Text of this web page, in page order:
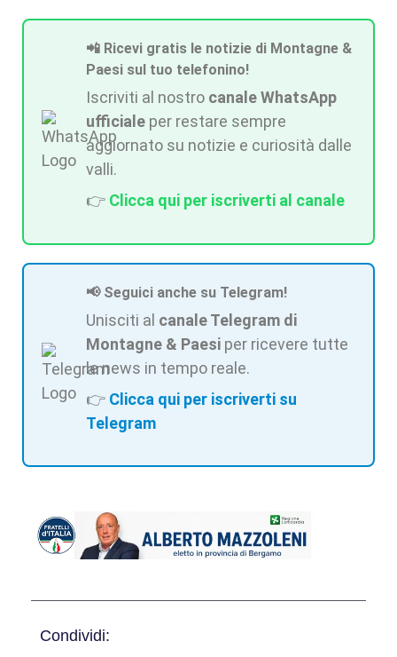
📲 Ricevi gratis le notizie di Montagne &
Paesi sul tuo telefonino!
Iscriviti al nostro canale WhatsApp
ufficiale per restare sempre
aggiornato su notizie e curiosità dalle
valli.
👉 Clicca qui per iscriverti al canale
📢 Seguici anche su Telegram!
Unisciti al canale Telegram di
Montagne & Paesi per ricevere tutte
le news in tempo reale.
👉 Clicca qui per iscriverti su
Telegram
Condividi: